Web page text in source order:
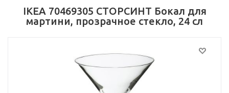
IKEA 70469305 СТОРСИНТ Бокал для
мартини, прозрачное стекло, 24 сл